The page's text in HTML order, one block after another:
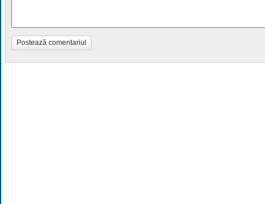
Postează comentariul